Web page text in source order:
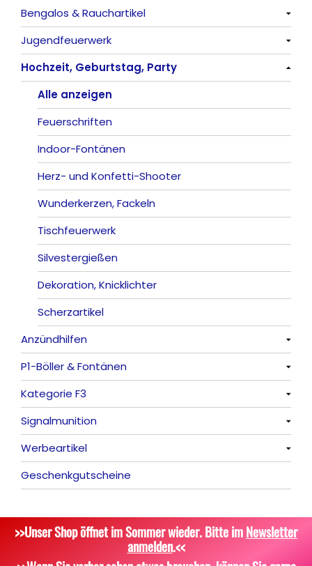
Knaller / Kanonenschläge
Reibkopfknaller
Frösche, Pfeiffer
Vulkane
Fontänen
Sonnen
Feuervögel
Römische Lichter
Alle anzeigen
Mit Rumms
Bezaubernde Effekte
Bengalos & Rauchartikel
Alle anzeigen
Bengalos
Rauchartikel
Jugendfeuerwerk
Alle anzeigen
Hochzeit, Geburtstag, Party
Alle anzeigen
Feuerschriften
Indoor-Fontänen
Herz- und Konfetti-Shooter
Wunderkerzen, Fackeln
Tischfeuerwerk
Silvestergießen
Dekoration, Knicklichter
Scherzartikel
Anzündhilfen
Alle anzeigen
P1-Böller & Fontänen
Alle anzeigen
Kategorie F3
Alle anzeigen
Signalmunition
Alle anzeigen
Platzpatronen
Zubehör
Werbeartikel
Alle anzeigen
Attrappen
Geschenkgutscheine
>>Unser Shop öffnet im Sommer wieder. Bitte imNewsletter
anmelden.<<